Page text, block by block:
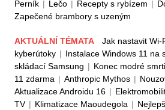
Perník | Lečo | Recepty s rybízem |
Zapečené brambory s uzeným
AKTUÁLNÍ TÉMATA Jak nastavit Wi-
kyberútoky | Instalace Windows 11 na
skládací Samsung | Konec modré
11 zdarma | Anthropic Mythos |
Aktualizace Androidu 16 |
TV | Klimatizace Maoudegola |